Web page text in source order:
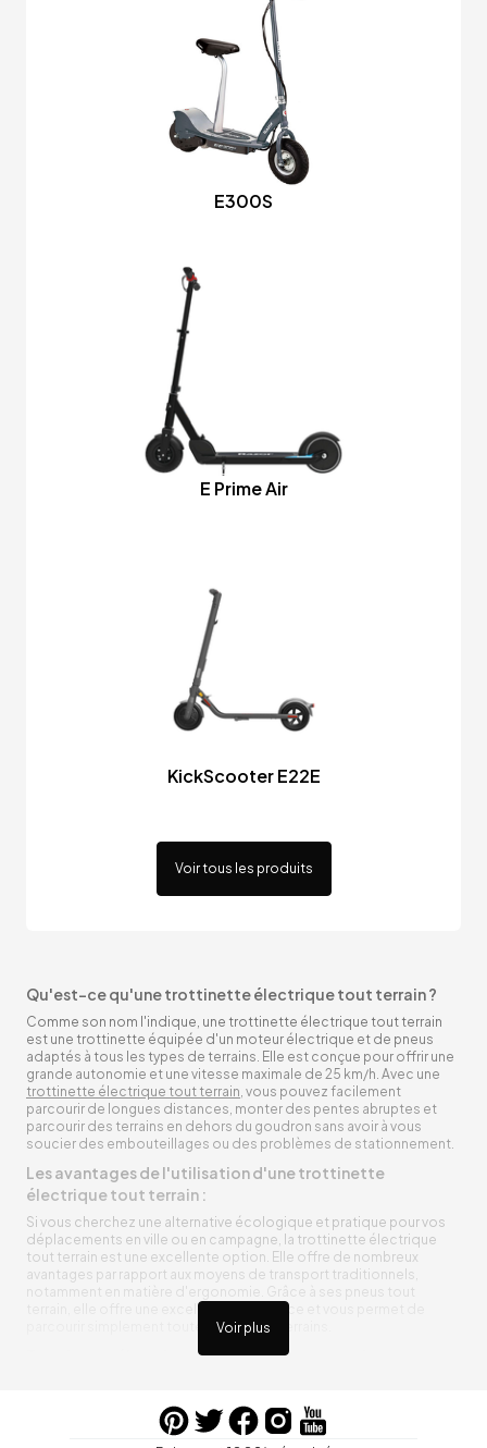
E300S
E Prime Air
KickScooter E22E
Voir tous les produits
Voir plus
Qu'est-ce qu'une trottinette électrique tout terrain ?
Comme son nom l'indique, une trottinette électrique tout terrain
est une trottinette équipée d'un moteur électrique et de pneus
adaptés à tous les types de terrains. Elle est conçue pour offrir une
grande autonomie et une vitesse maximale de 25 km/h. Avec une
trottinette électrique tout terrain, vous pouvez facilement
parcourir de longues distances, monter des pentes abruptes et
parcourir des terrains en dehors du goudron sans avoir à vous
soucier des embouteillages ou des problèmes de stationnement.
Les avantages de l'utilisation d'une trottinette
électrique tout terrain :
Si vous cherchez une alternative écologique et pratique pour vos
déplacements en ville ou en campagne, la trottinette électrique
tout terrain est une excellente option. Elle offre de nombreux
avantages par rapport aux moyens de transport traditionnels,
notamment en matière d'ergonomie. Grâce à ses pneus tout
terrain, elle offre une excellente adhérence et vous permet de
parcourir simplement toutes sortes de terrains.
Trottinette électrique tout terrain ergonomique
entre vos trajets, vous n’aurez pas à vous soucier de l’état de sa
batterie. De plus, elle est équipée de pneus résistants qui peuvent